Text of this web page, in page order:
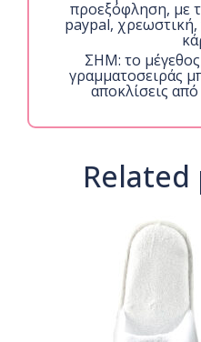
προεξόφληση, με
paypal,
ΣΗΜ: το
γραμματοσειράς
αποκλίσεις